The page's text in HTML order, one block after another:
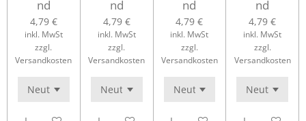
nd
4,79 €
inkl. MwSt
zzgl.
Versandkosten
nd
4,79 €
inkl. MwSt
zzgl.
Versandkosten
nd
4,79 €
inkl. MwSt
zzgl.
Versandkosten
nd
4,79 €
inkl. MwSt
zzgl.
Versandkosten